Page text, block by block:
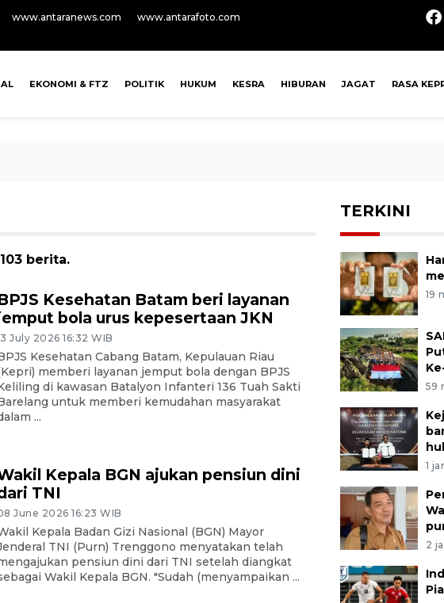
www.antaranews.com www.antarafoto.com
EKONOMI & FTZ POLITIK HUKUM KESRA HIBURAN JAGAT RASA
berita.
Kesehatan Batam beri layanan
bola urus kepesertaan JKN
July 2026 16:32 WIB
Kesehatan Cabang Batam, Kepulauan Riau
memberi layanan jemput bola dengan BPJS
di kawasan Batalyon Infanteri 136 Tuah Sakti
untuk memberi kemudahan masyarakat
...
Kepala BGN ajukan pensiun dini
TNI
June 2026 16:23 WIB
Kepala Badan Gizi Nasional (BGN) Mayor
TNI (Purn) Trenggono menyatakan telah
pensiun dini dari TNI setelah diangkat
Wakil Kepala BGN. "Sudah (menyampaikan ...
TERKINI
19
59
1
2